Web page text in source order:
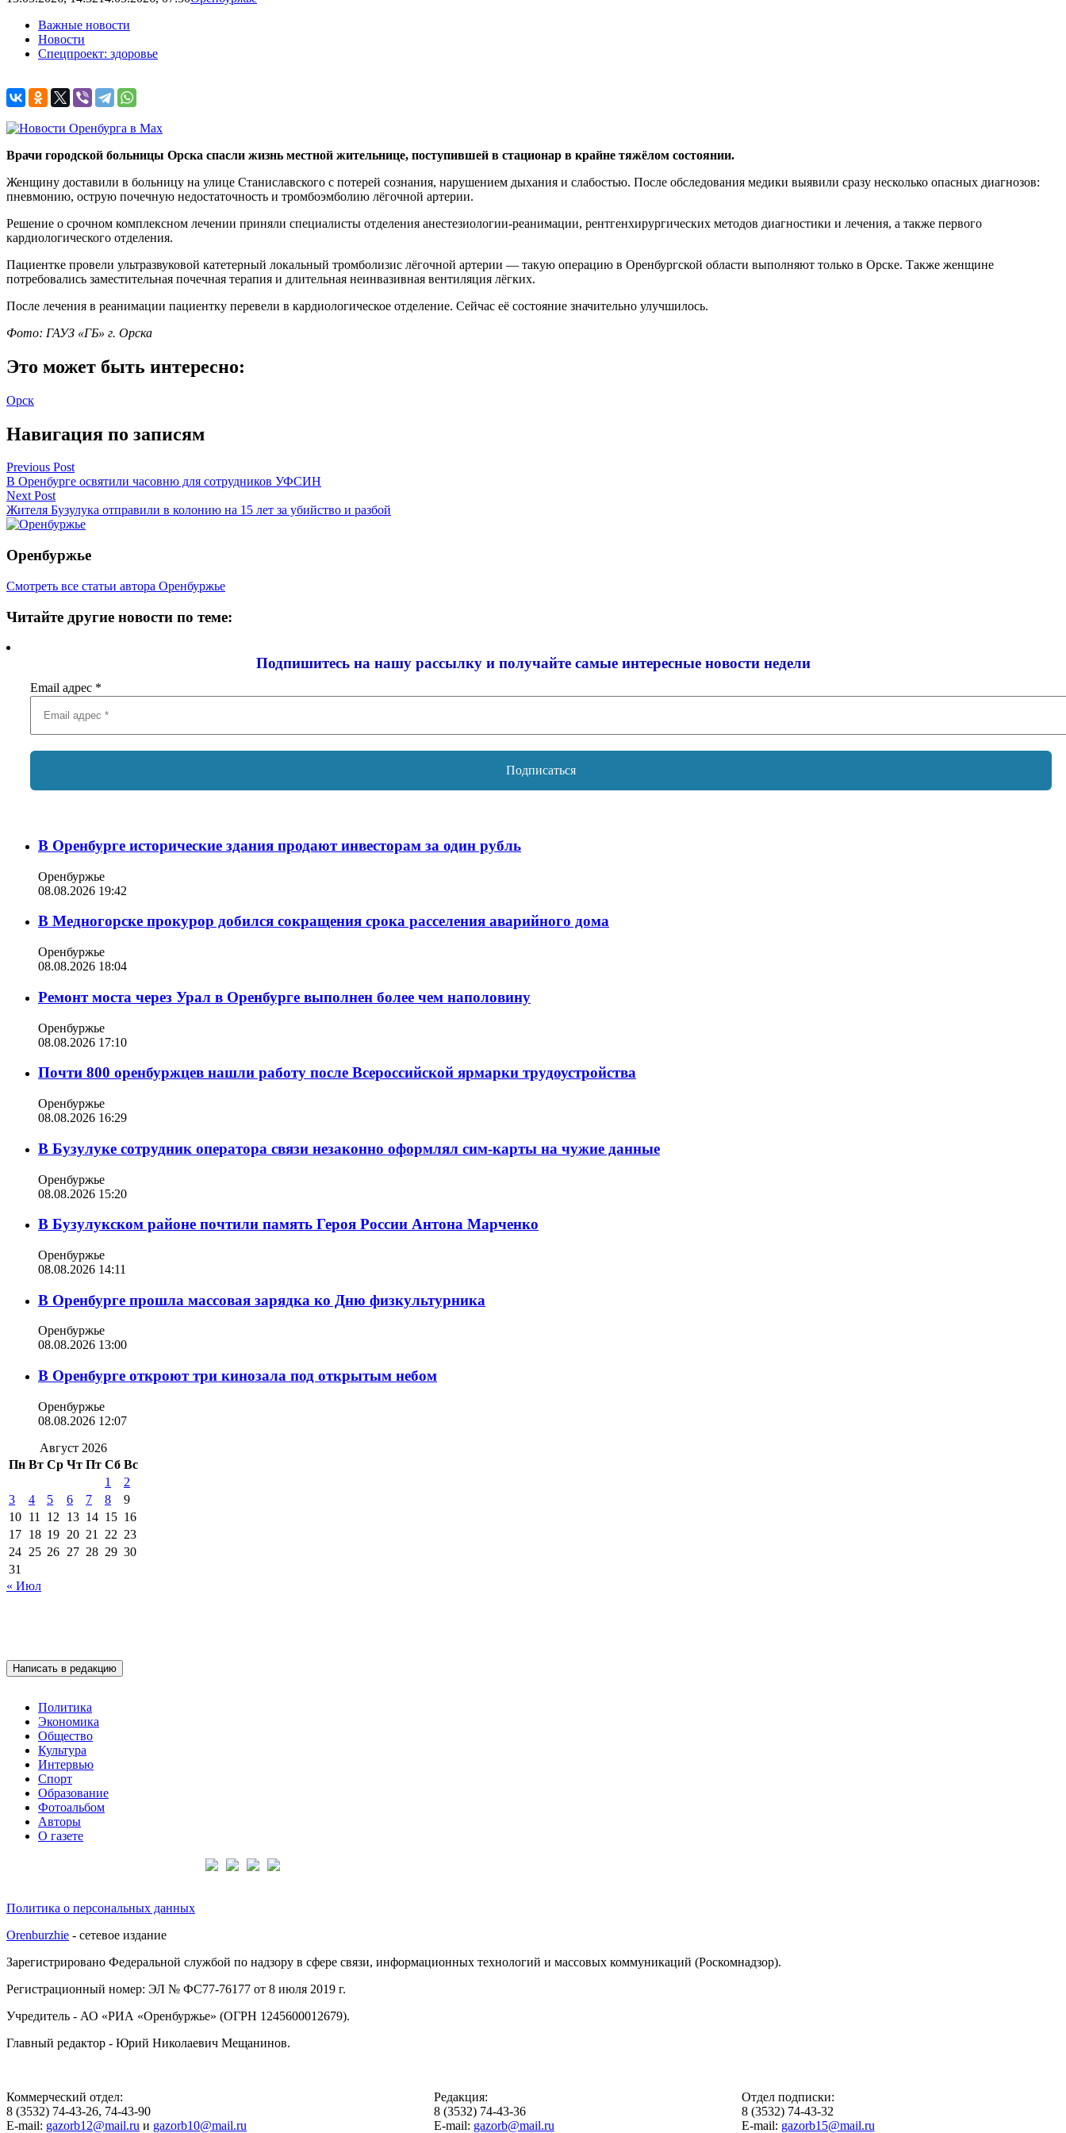
Важные новости
Новости
Спецпроект: здоровье
Врачи городской больницы Орска спасли жизнь местной жительнице, поступившей в стационар в крайне тяжёлом состоянии.
Женщину доставили в больницу на улице Станиславского с потерей сознания, нарушением дыхания и слабостью. После обследования медики выявили сразу несколько опасных диагнозов:
пневмонию, острую почечную недостаточность и тромбоэмболию лёгочной артерии.
Решение о срочном комплексном лечении приняли специалисты отделения анестезиологии-реанимации, рентгенхирургических методов диагностики и лечения, а также первого
кардиологического отделения.
Пациентке провели ультразвуковой катетерный локальный тромболизис лёгочной артерии — такую операцию в Оренбургской области выполняют только в Орске. Также женщине
потребовались заместительная почечная терапия и длительная неинвазивная вентиляция лёгких.
После лечения в реанимации пациентку перевели в кардиологическое отделение. Сейчас её состояние значительно улучшилось.
Фото: ГАУЗ «ГБ» г. Орска
Это может быть интересно:
Орск
Навигация по записям
Previous Post
В Оренбурге освятили часовню для сотрудников УФСИН
Next Post
Жителя Бузулука отправили в колонию на 15 лет за убийство и разбой
Оренбуржье
Смотреть все статьи автора Оренбуржье
Читайте другие новости по теме:
Подпишитесь на нашу рассылку и получайте самые интересные новости недели
Email адрес *
В Оренбурге исторические здания продают инвесторам за один рубль
Оренбуржье
08.08.2026 19:42
В Медногорске прокурор добился сокращения срока расселения аварийного дома
Оренбуржье
08.08.2026 18:04
Ремонт моста через Урал в Оренбурге выполнен более чем наполовину
Оренбуржье
08.08.2026 17:10
Почти 800 оренбуржцев нашли работу после Всероссийской ярмарки трудоустройства
Оренбуржье
08.08.2026 16:29
В Бузулуке сотрудник оператора связи незаконно оформлял сим-карты на чужие данные
Оренбуржье
08.08.2026 15:20
В Бузулукском районе почтили память Героя России Антона Марченко
Оренбуржье
08.08.2026 14:11
В Оренбурге прошла массовая зарядка ко Дню физкультурника
Оренбуржье
08.08.2026 13:00
В Оренбурге откроют три кинозала под открытым небом
Оренбуржье
08.08.2026 12:07
Август 2026
Пн Вт Ср Чт Пт Сб Вс
1
2
3
4 5 6 7 8
9
10 11 12 13 14 15 16
17 18 19 20 21 22 23
24 25 26 27 28 29 30
31
« Июл
Написать в редакцию
Политика
Экономика
Общество
Культура
Интервью
Спорт
Образование
Фотоальбом
Авторы
О газете
Политика о персональных данных
Orenburzhie - сетевое издание
Зарегистрировано Федеральной службой по надзору в сфере связи, информационных технологий и массовых коммуникаций (Роскомнадзор).
Регистрационный номер: ЭЛ № ФС77-76177 от 8 июля 2019 г.
Учредитель - АО «РИА «Оренбуржье» (ОГРН 1245600012679).
Главный редактор - Юрий Николаевич Мещанинов.
Коммерческий отдел:
8 (3532) 74-43-26, 74-43-90
E-mail: gazorb12@mail.ru и gazorb10@mail.ru
Редакция:
8 (3532) 74-43-36
E-mail: gazorb@mail.ru
Отдел подписки:
8 (3532) 74-43-32
E-mail: gazorb15@mail.ru